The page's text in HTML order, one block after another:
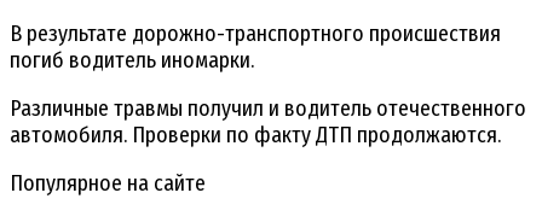
В результате дорожно-транспортного происшествия
погиб водитель иномарки.
Различные травмы получил и водитель отечественного
автомобиля. Проверки по факту ДТП продолжаются.
Популярное на сайте